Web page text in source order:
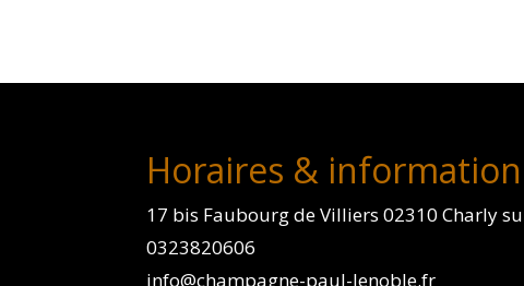
Horaires & information
17 bis Faubourg de Villiers 02310 Charly
0323820606
info@champagne-paul-lenoble.fr